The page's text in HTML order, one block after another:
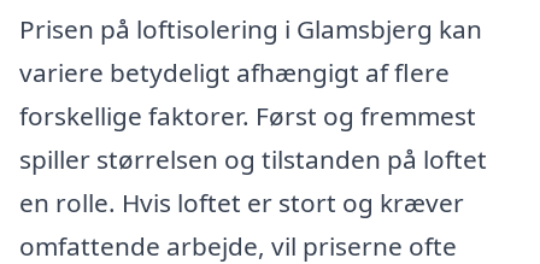
Prisen på loftisolering i Glamsbjerg kan
variere betydeligt afhængigt af flere
forskellige faktorer. Først og fremmest
spiller størrelsen og tilstanden på loftet
en rolle. Hvis loftet er stort og kræver
omfattende arbejde, vil priserne ofte